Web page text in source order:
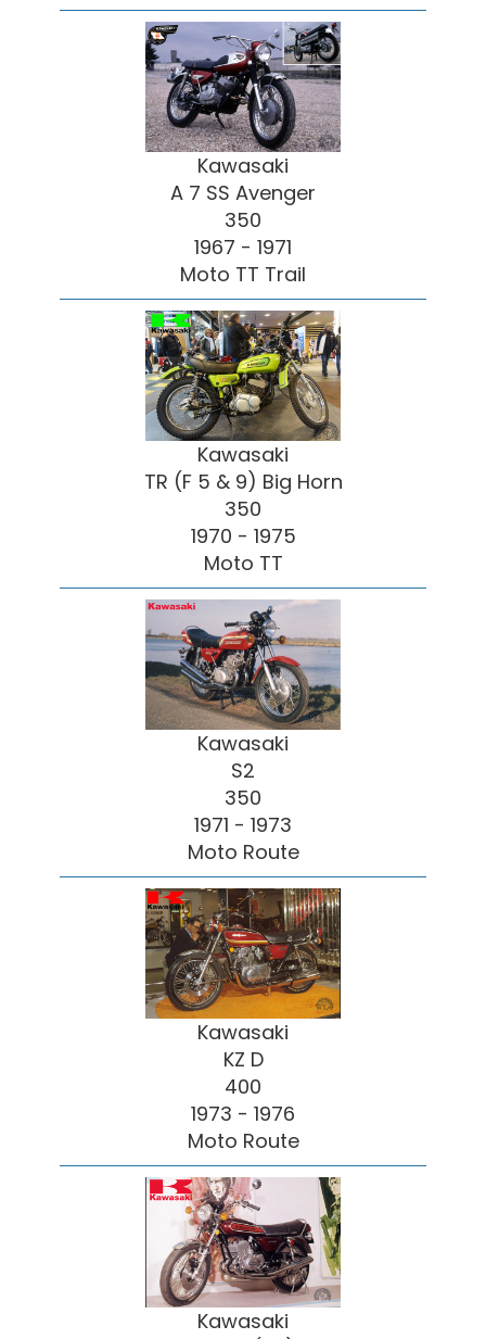
Kawasaki
A 7 SS Avenger
350
1967 - 1971
Moto TT Trail
Kawasaki
TR (F 5 & 9) Big Horn
350
1970 - 1975
Moto TT
Kawasaki
S2
350
1971 - 1973
Moto Route
Kawasaki
KZ D
400
1973 - 1976
Moto Route
Kawasaki